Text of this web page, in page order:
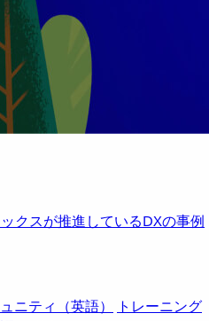
クスが推進しているDXの事例
ニティ（英語）
トレーニング